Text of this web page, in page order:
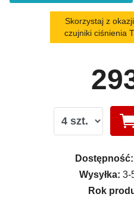
Skorzystaj z
czujniki ciśnienia
Dostępność:
Wysyłka: 3-
Rok